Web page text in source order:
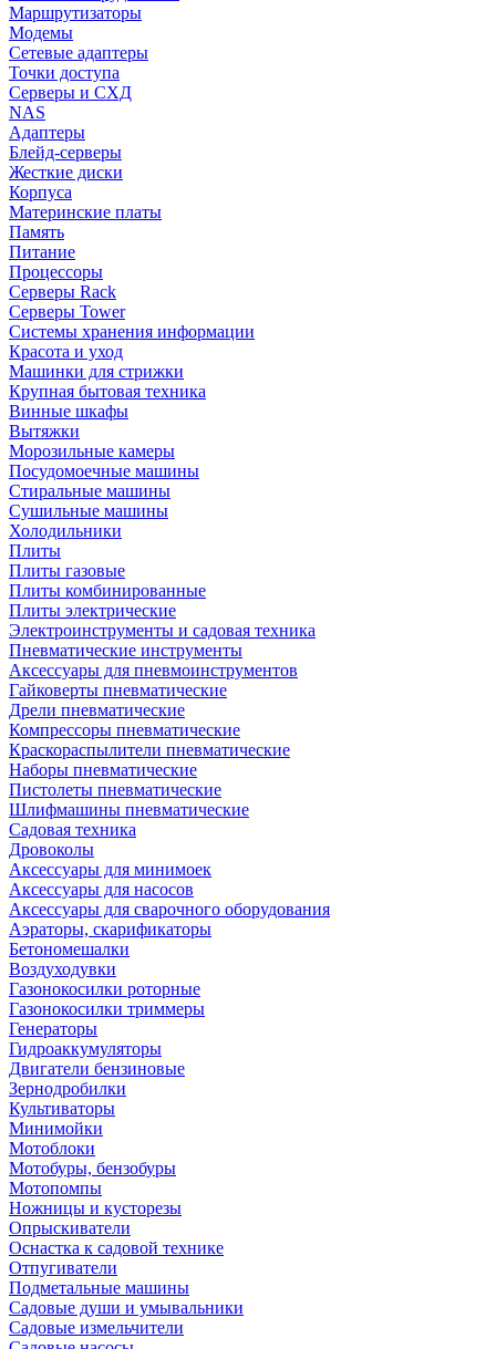
Маршрутизаторы
Модемы
Сетевые адаптеры
Точки доступа
Серверы и СХД
NAS
Адаптеры
Блейд-серверы
Жесткие диски
Корпуса
Материнские платы
Память
Питание
Процессоры
Серверы Rack
Серверы Tower
Системы хранения информации
Красота и уход
Машинки для стрижки
Крупная бытовая техника
Винные шкафы
Вытяжки
Морозильные камеры
Посудомоечные машины
Стиральные машины
Сушильные машины
Холодильники
Плиты
Плиты газовые
Плиты комбинированные
Плиты электрические
Электроинструменты и садовая техника
Пневматические инструменты
Аксессуары для пневмоинструментов
Гайковерты пневматические
Дрели пневматические
Компрессоры пневматические
Краскораспылители пневматические
Наборы пневматические
Пистолеты пневматические
Шлифмашины пневматические
Садовая техника
Дровоколы
Аксессуары для минимоек
Аксессуары для насосов
Аксессуары для сварочного оборудования
Аэраторы, скарификаторы
Бетономешалки
Воздуходувки
Газонокосилки роторные
Газонокосилки триммеры
Генераторы
Гидроаккумуляторы
Двигатели бензиновые
Зернодробилки
Культиваторы
Минимойки
Мотоблоки
Мотобуры, бензобуры
Мотопомпы
Ножницы и кусторезы
Опрыскиватели
Оснастка к садовой технике
Отпугиватели
Подметальные машины
Садовые души и умывальники
Садовые измельчители